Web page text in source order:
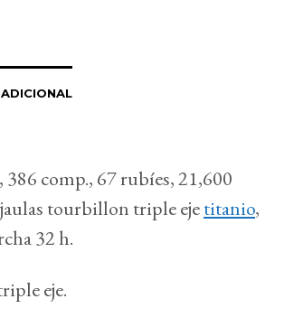
comp., 67 rubíes, 21,600
tourbillon triple ejetitanio,
32 h.
eje.